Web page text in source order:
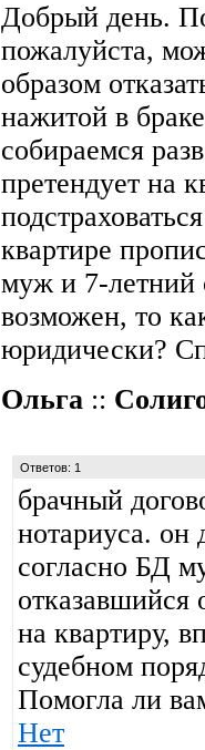
Добрый день.
пожалуйста,
образом
нажитой в
собираемся
претендует на
квартире
муж и 7-летний
возможен, то
юридически?
Ольга ::
Ответов: 1
брачный
нотариуса. он
согласно БД
отказавшийся
на квартиру,
судебном
Помогла ли
Нет